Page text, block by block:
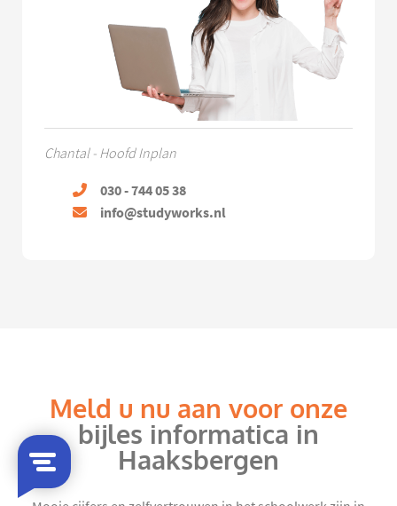
Chantal - Hoofd Inplan
030 - 744 05 38
info@studyworks.nl
Meld u nu aan voor onze
bijles informatica in
Haaksbergen